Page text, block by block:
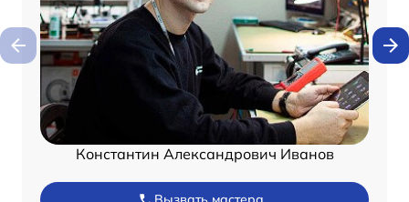
Константин Александрович Иванов